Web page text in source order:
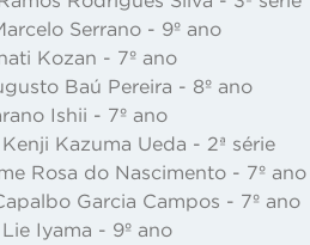
Serrano - 9º ano
Kozan - 7º ano
Baú Pereira - 8º ano
Ishii - 7º ano
Kazuma Ueda - 2ª série
Rosa do Nascimento - 7º ano
Garcia Campos - 7º ano
Iyama - 9º ano